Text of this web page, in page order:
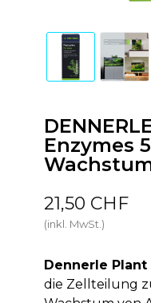
Enzymes
21,50 CHF
(inkl. MwSt.)
Dennerle Plant
die Zellteilung